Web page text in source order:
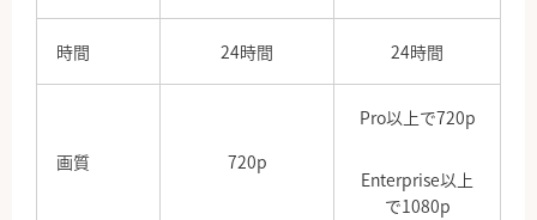
時間 24時間 24時間
画質 720p
Pro以上で720p
Enterprise以上
で1080p